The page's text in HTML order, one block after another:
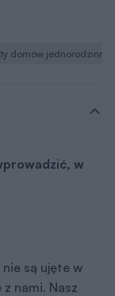
domów
w
są ujęte w
nami. Nasz